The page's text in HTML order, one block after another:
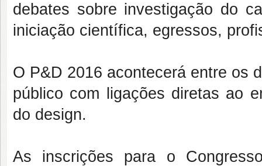
debates sobre investigação do
iniciação científica, egressos,
O P&D 2016 acontecerá entre os
público com ligações diretas ao
do design.
As inscrições para o